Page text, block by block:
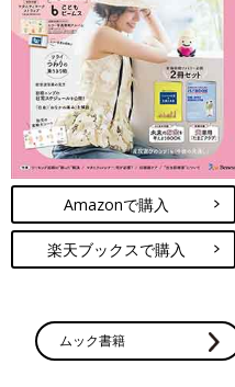
せんが慢性的な便秘の原因に
トラブルがあるケースもあり
受診しましょう。
・生後1ヶ月前後で授乳する
・1週間以上の便秘が何度も起
・いきんでいるのに、排便で
・ウンチをするのを嫌がって
・お腹が張って、苦しそうに
・ウンチがかたくて肛門が切
受診の際には授乳や水分補給
どに加え、以下のことを先生
Amazonで購入
楽天ブックスで購入
ムック書籍